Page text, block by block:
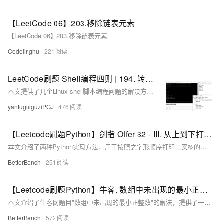
【LeetCode 06】203.移除链表元素
【LeetCode 06】203.移除链表元素
Codelinghu 221
LeetCode刷题 Shell编程四则 | 194. 转置文件 192. 统计词频 193. 有效电话号码 195. 第十行
本文提供了几个Linux shell脚本编程问题的解决方案，包括转置文件内容、统计词频、验证有效电话号码和提取文件的第十行，每个问题都给出了至少一种实现方法。
yantuguiguziPGJ 476
【Leetcode刷题Python】剑指 Offer 32 - III. 从上到下打印二叉树 III
本文介绍了两种Python实现方法，用于按照之字形顺序打印二叉树的层次遍历结果，实现了在奇数层正序、偶数层反序打印节点的功能。
BetterBench 251
【Leetcode刷题Python】牛客. 数组中未出现的最小正整数
本文介绍了牛客网题目"数组中未出现的最小正整数"的解法，提供了一种满足O(n)时间复杂度和O(1)空间复杂度要求的原地排序算法，并给出了Python实现代码。
BetterBench 572